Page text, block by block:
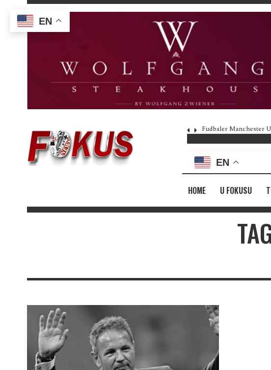
Fudbaler Manchester
EN
HOME U FOKUSU
EN